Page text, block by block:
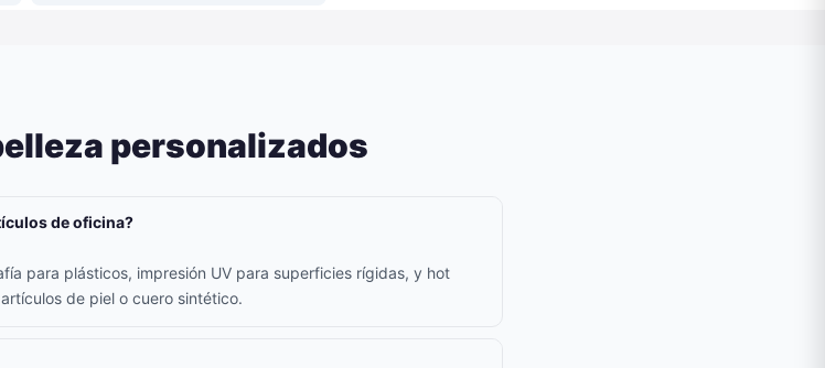
personalizados
de oficina?
para plásticos, impresión UV para superficies rígidas, y hot
de piel o cuero sintético.